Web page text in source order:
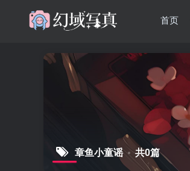
首页
章鱼小童谣 共0篇